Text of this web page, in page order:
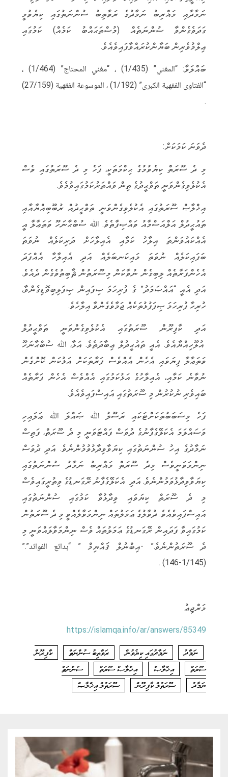
ނަމާދާއި މަޣްރިބު ނަމާދުގެ ރަވާތިބު ސުންނަތުގައި ކިޔެވުމީ
ގަދަވެގެންވާ ސުންނަތެއް (މުސްތަޙައްބު ކަމެއް) ކަމުގައި
ޢިލްމުވެރިން ބަޔާންކުރައްވާފައިވެއެވެ.
ބައްލަވާ: “المغني” (1/435) ، “مغني المحتاج” (1/464) ،
“الفتاوى الفقهية الكبرى” (1/192) ، الموسوعة الفقهية (27/159)
.
ދެވަނަ ކަމަކަށް:
މި ދެ ސޫރަތް ކިޔެވުމުގެ ޙިކްމަތަކީ، ފަހެ މި ދެ ސޫރަތުގައި ވެސް
އެކުލެވިގެންވަނީ ތަވްޙީދުގެ ތިން ވައްތަރުކަމުގައިވުމެވެ.
އިޚްލާޞް ސޫރަތުގައި އެކުލެވިގެންވަނީ ތަވްޙީދުއް ރުބޫބިއްޔާއާއި
ތައުޙީދުލް އަލްއަސްމާއު ވައްޞިފާތެވެ. ﷲ ސުބްޙާނަހޫ ވަތަޢާލާ އީ
އެއްކައުވަންތަ އިލާހު ކަމާއި އެއިލާހަށް ދަރިކަލެއް ނުވަތަ
ބަފައިކަލެއް ނުވަތަ މައިކަނބަލެއް އަދި އެއިލާހާ އެއްފަދަ
އެހެންފަރާތެއް ލިބިގެން ނުވާކަން މިސޫރަތުން ޘާބިތުވެގެން ދެއެވެ.
އަދި އެއީ “އައްޞަމަދު” ގެ ފުރިހަމަ ޞިފައިން ޞިފަލިބިވޮޑިގެންވާ،
ހުރިހާ ފުރިހަމަ ޞިފަފުޅުތަކެއް ޖަމާވެގެންވާ އިލާހެވެ.
އަދި ކާފިރޫން ސޫރަތުގައި އެކުލެވިގެންވަނީ ތަވްޙީދުލް
އުލޫހިއްޔާއެވެ. އެއީ ތައުޙީދުލް ޢިބާދަތެވެ. އަޅާ، ﷲ ސުބްޙާނަހޫ
ވަތަޢާލާ ފިޔަވައި އެހެން އެއްވެސް ފަރާތަކަށް އަޅުކަން ކޮށްގެން
ނުވާނެ ކަމާއި، އެއިލާހުގެ އަޅުކަމުގައި އެއްވެސް އެހެން ފަރާތެއް
ބައިވެރި ނުކުރުން މި ސޫރަތުގައި އައިސްފައިވެއެވެ.
ފަހެ މިސަބަބުތަކަށްޓަކައި ރަސޫލު ﷲ ޞައްލަ ﷲ ޢަލައިހި
ވަސައްލަމަ އެކަލޭގެފާނުގެ ދުވަސް ފައްޓަވަނީ މި ދެ ސޫރަތް، ފަތިސް
ނަމާދުގެ އިހު ސުންނަތުގައި ކިޔަވާވިދާޅުވުމުންނެވެ. އަދި ދުވަސް
ނިންމަވަނީވެސް މިދެ ސޫރަތް މަޣްރިބު ނަމާދު ސުންނަތުގައި
ކިޔަވާވިދާޅުވަމުންނެވެ. އަދި އެކަލޭގެފާނު ރޭގަނޑުގެ ވިތުރީގައިވެސް
މި ދެ ސޫރަތް ކިޔަވައި ވިދާޅުވާ ކަމުގައި ސުންނަތުގައި
އައިސްފައިވެއެވެ. ދުވާލުގެ ޢަމަލުތައް ނިންމަވާލެއްވީ މި ދެ ސޫރަތުން
ކަމުގައިވާ ފަދައިން ރޭގަނޑުގެ ޢަމަލުތައް ވެސް ނިންމަވާލައްވަނީ މި
ދެ ސޫރަތުންނެވެ.” -އިބްނުލް ޤައްޔިމް ” “بدائع الفوائد”.”
(1/145-146) .
މަރްޖިޢު
https://islamqa.info/ar/answers/85349
ނަމާދު ނަމާދުގައި ކިޔެވުން ރަވާތިބު ސުންނަތް
ކާފިރޫން
ސޫރަތް
އިޚްލާޞް އިޚްލާޞް ސޫރަތް
ސުންނަތް
ނަމާދު
ސޫރަތުލް ކާފިރޫން ސޫރަތުލް އިޚްލާޞް